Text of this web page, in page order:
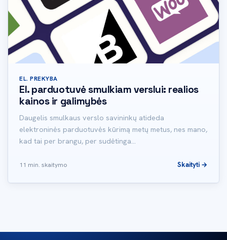
EL. PREKYBA
El. parduotuvė smulkiam verslui: realios
kainos ir galimybės
Daugelis smulkaus verslo savininkų atideda
elektroninės parduotuvės kūrimą metų metus, nes mano,
kad tai per brangu, per sudėtinga…
11 min. skaitymo Skaityti →